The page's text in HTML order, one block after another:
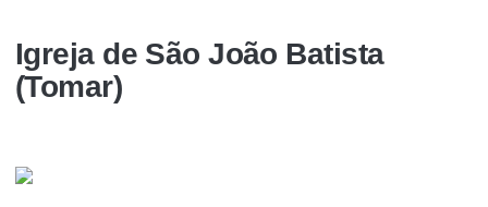
Igreja de São João Batista
(Tomar)